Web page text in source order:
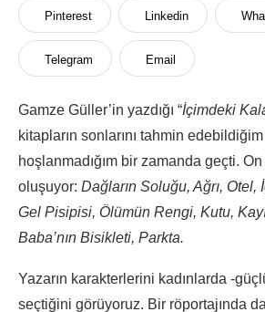
Pinterest Linkedin
Telegram Email
Gamze Güller’in yazdığı “İçimdeki
kitapların sonlarını tahmin
hoşlanmadığım bir zamanda geçti.
oluşuyor: Dağların Soluğu, Ağrı, Otel,
Gel Pisipisi, Ölümün Rengi, Kutu,
Baba’nın Bisikleti, Parkta.
Yazarın karakterlerini kadınlarda -
seçtiğini görüyoruz. Bir röportajında